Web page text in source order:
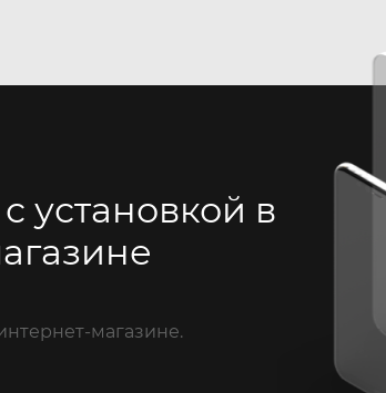
установкой в
магазине.